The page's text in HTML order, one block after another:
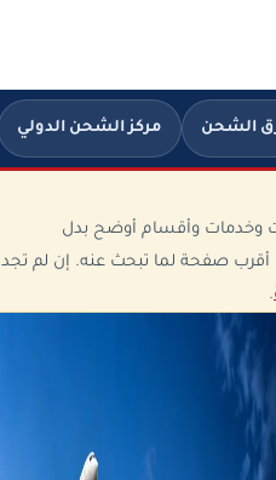
الشحن مركز الشحن الدولي
وخدمات وأقسام أوضح بدل
أقرب صفحة لما تبحث عنه. إن لم تجد
.